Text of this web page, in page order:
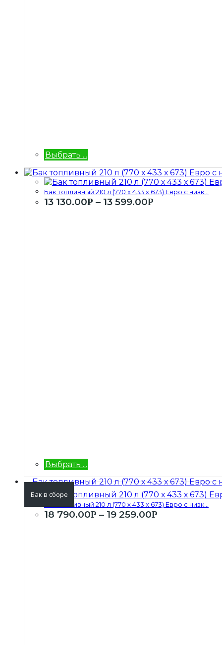
Выбрать ...
Бак топливный 210 л (770 х 433 х 673) Евро с низк...
13 130.00Р – 13 599.00Р
Выбрать ...
Бак в сборе
Бак топливный 210 л (770 х 433 х 673) Евро с низк...
18 790.00Р – 19 259.00Р